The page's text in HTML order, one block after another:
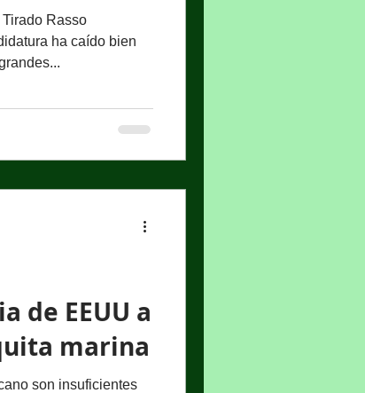
Rasso
ha caído bien
de EEUU a
marina
son insuficientes